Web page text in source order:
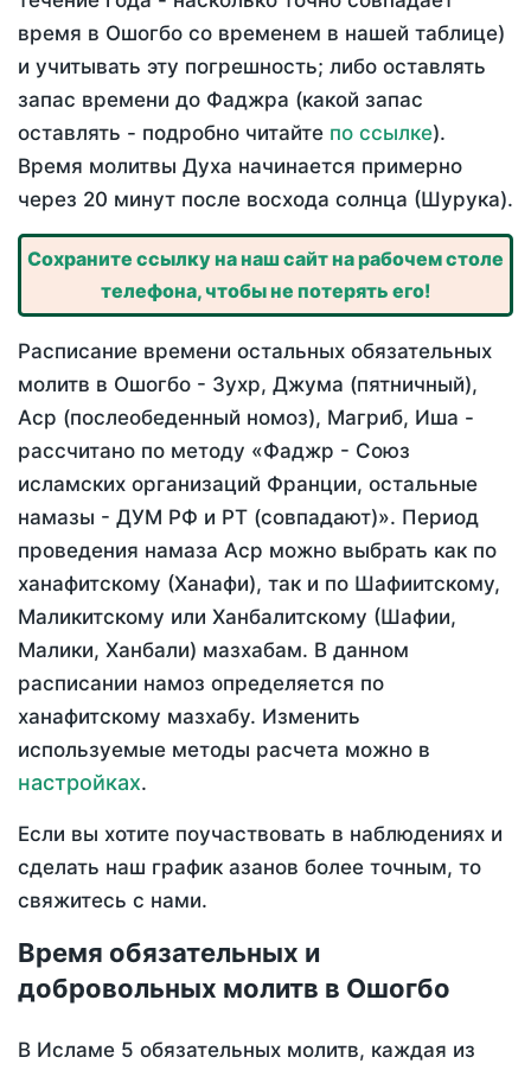
время в Ошогбо со временем в нашей таблице)
и учитывать эту погрешность; либо оставлять
запас времени до Фаджра (какой запас
оставлять - подробно читайте по ссылке).
Время молитвы Духа начинается примерно
через 20 минут после восхода солнца (Шурука).
Сохраните ссылку на наш сайт на рабочем столе
телефона, чтобы не потерять его!
Расписание времени остальных обязательных
молитв в Ошогбо - Зухр, Джума (пятничный),
Аср (послеобеденный номоз), Магриб, Иша -
рассчитано по методу «Фаджр - Союз
исламских организаций Франции, остальные
намазы - ДУМ РФ и РТ (совпадают)». Период
проведения намаза Аср можно выбрать как по
ханафитскому (Ханафи), так и по Шафиитскому,
Маликитскому или Ханбалитскому (Шафии,
Малики, Ханбали) мазхабам. В данном
расписании намоз определяется по
ханафитскому мазхабу. Изменить
используемые методы расчета можно в
настройках.
Если вы хотите поучаствовать в наблюдениях и
сделать наш график азанов более точным, то
свяжитесь с нами.
Время обязательных и
добровольных молитв в Ошогбо
В Исламе 5 обязательных молитв, каждая из